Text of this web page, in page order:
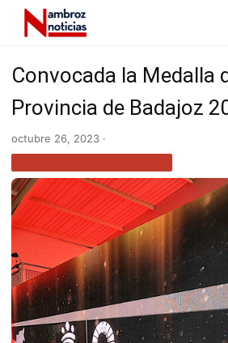
Convocada la Medalla
Provincia de Badajoz
octubre 26, 2023 ·